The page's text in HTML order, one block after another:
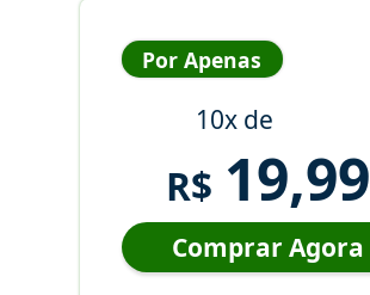
Por Apenas
10x de
R$ 19,99
Comprar Agora